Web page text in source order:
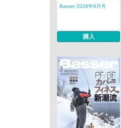
Basser 2026年9月号
購入